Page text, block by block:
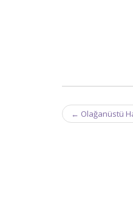
Post
navigation
← Olağanüstü